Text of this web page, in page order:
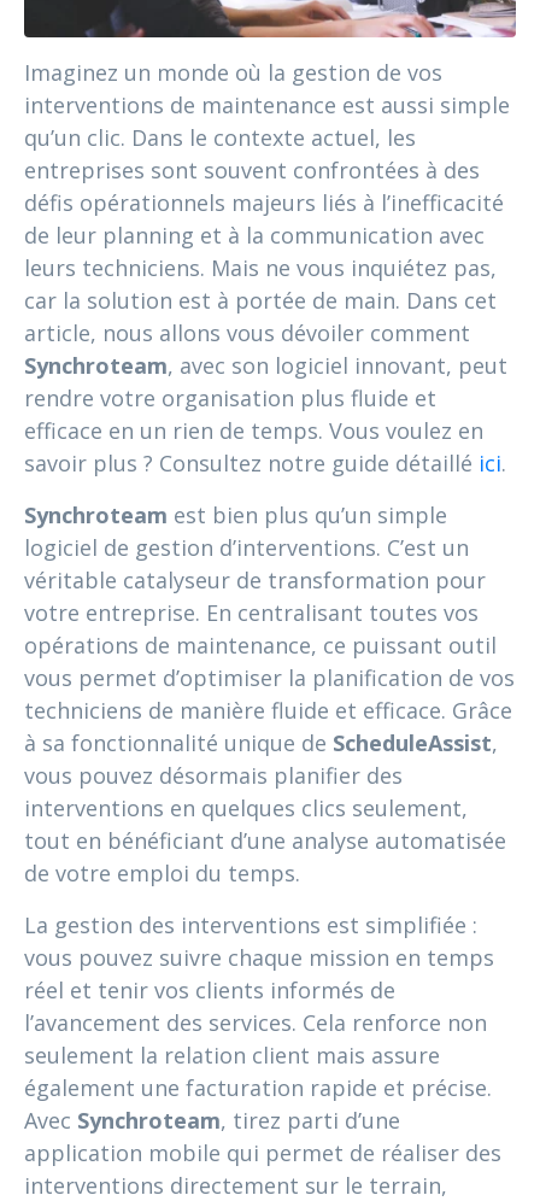
Imaginez un monde où la gestion de vos
interventions de maintenance est aussi simple
qu’un clic. Dans le contexte actuel, les
entreprises sont souvent confrontées à des
défis opérationnels majeurs liés à l’inefficacité
de leur planning et à la communication avec
leurs techniciens. Mais ne vous inquiétez pas,
car la solution est à portée de main. Dans cet
article, nous allons vous dévoiler comment
Synchroteam, avec son logiciel innovant, peut
rendre votre organisation plus fluide et
efficace en un rien de temps. Vous voulez en
savoir plus ? Consultez notre guide détaillé ici.
Synchroteam est bien plus qu’un simple
logiciel de gestion d’interventions. C’est un
véritable catalyseur de transformation pour
votre entreprise. En centralisant toutes vos
opérations de maintenance, ce puissant outil
vous permet d’optimiser la planification de vos
techniciens de manière fluide et efficace. Grâce
à sa fonctionnalité unique de ScheduleAssist,
vous pouvez désormais planifier des
interventions en quelques clics seulement,
tout en bénéficiant d’une analyse automatisée
de votre emploi du temps.
La gestion des interventions est simplifiée :
vous pouvez suivre chaque mission en temps
réel et tenir vos clients informés de
l’avancement des services. Cela renforce non
seulement la relation client mais assure
également une facturation rapide et précise.
Avec Synchroteam, tirez parti d’une
application mobile qui permet de réaliser des
interventions directement sur le terrain,